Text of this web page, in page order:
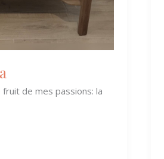
de mes passions: la